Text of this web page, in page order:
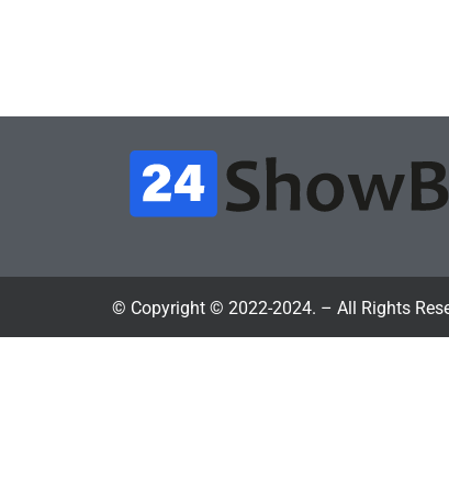
© Copyright © 2022-2024. – All Rights